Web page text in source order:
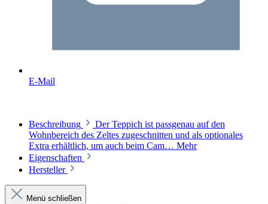
E-Mail
Beschreibung
Der Teppich ist passgenau auf den
Wohnbereich des Zeltes zugeschnitten und als optionales
Extra erhältlich, um auch beim Cam… Mehr
Eigenschaften
Hersteller
Menü schließen